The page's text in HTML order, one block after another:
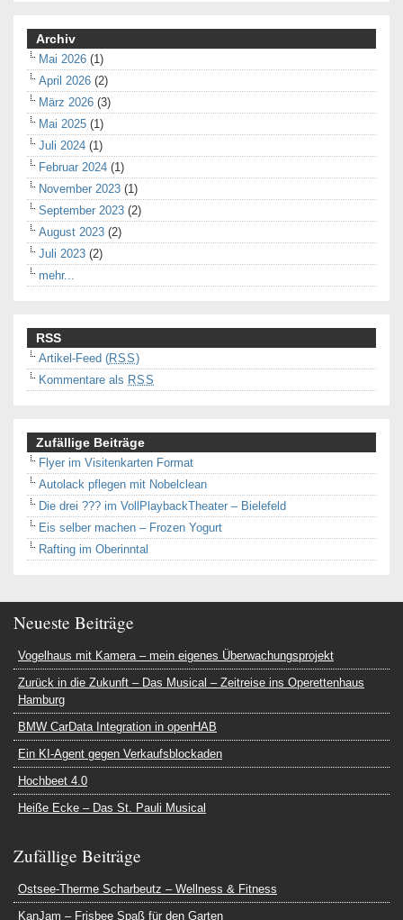
Archiv
Mai 2026 (1)
April 2026 (2)
März 2026 (3)
Mai 2025 (1)
Juli 2024 (1)
Februar 2024 (1)
November 2023 (1)
September 2023 (2)
August 2023 (2)
Juli 2023 (2)
mehr...
RSS
Artikel-Feed (RSS)
Kommentare als RSS
Zufällige Beiträge
Flyer im Visitenkarten Format
Autolack pflegen mit Nobelclean
Die drei ??? im VollPlaybackTheater – Bielefeld
Eis selber machen – Frozen Yogurt
Rafting im Oberinntal
Neueste Beiträge
Vogelhaus mit Kamera – mein eigenes Überwachungsprojekt
Zurück in die Zukunft – Das Musical – Zeitreise ins Operettenhaus
Hamburg
BMW CarData Integration in openHAB
Ein KI-Agent gegen Verkaufsblockaden
Hochbeet 4.0
Heiße Ecke – Das St. Pauli Musical
Zufällige Beiträge
Ostsee-Therme Scharbeutz – Wellness & Fitness
KanJam – Frisbee Spaß für den Garten